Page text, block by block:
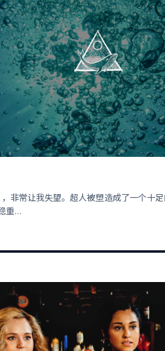
，非常让我失望。超人被塑造成了一个十
重…